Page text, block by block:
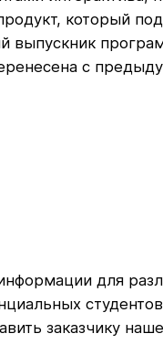
который
выпускник
с
для
заказчику